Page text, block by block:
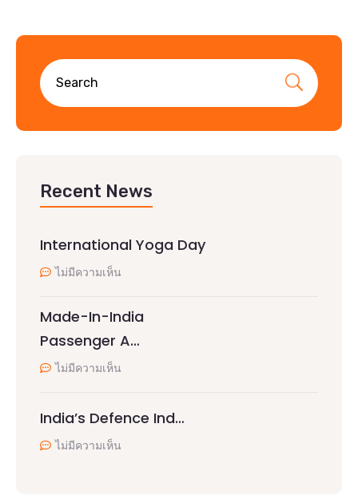
Recent News
International Yoga Day
ไม่มีความเห็น
Made-In-India
Passenger A…
ไม่มีความเห็น
India’s Defence Ind…
ไม่มีความเห็น